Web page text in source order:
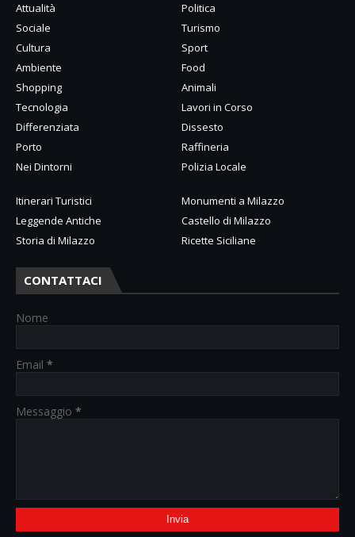
Attualità
Politica
Sociale
Turismo
Cultura
Sport
Ambiente
Food
Shopping
Animali
Tecnologia
Lavori in Corso
Differenziata
Dissesto
Porto
Raffineria
Nei Dintorni
Polizia Locale
Itinerari Turistici
Monumenti a Milazzo
Leggende Antiche
Castello di Milazzo
Storia di Milazzo
Ricette Siciliane
CONTATTACI
Nome
Email *
Messaggio *